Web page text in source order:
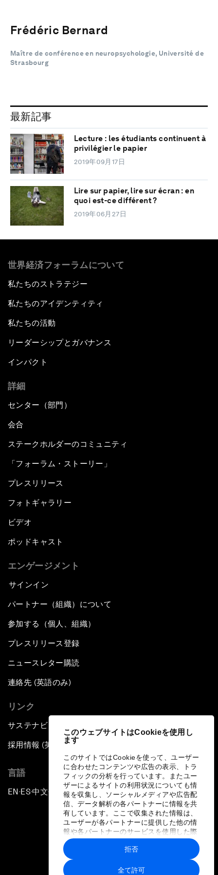
このウェブサイトはCookieを使用し
ます
このサイトではCookieを使って、ユーザー
に合わせたコンテンツや広告の表示、トラ
フィックの分析を行っています。またユー
ザーによるサイトの利用状況についても情
報を収集し、ソーシャルメディアや広告配
信、データ解析の各パートナーに情報を共
有しています。ここで収集された情報は、
ユーザーが各パートナーに提供した他の情
報や各パートナーのサービスを使用した際
に収集された情報と組み合わされ、各パー
トナーによって使用されることがありま
す。
全て許可
拒否
Frédéric Bernard
Maître de conférence en neuropsychologie, Université de
Strasbourg
最新記事
Lecture : les étudiants continuent à
privilégier le papier
2019年09月17日
Lire sur papier, lire sur écran : en
quoi est-ce différent ?
2019年06月27日
世界経済フォーラムについて
私たちのストラテジー
私たちのアイデンティティ
私たちの活動
リーダーシップとガバナンス
インパクト
詳細
センター（部門）
会合
ステークホルダーのコミュニティ
「フォーラム・ストーリー」
プレスリリース
フォトギャラリー
ビデオ
ポッドキャスト
エンゲージメント
サインイン
パートナー（組織）について
参加する（個人、組織）
プレスリリース登録
ニュースレター購読
連絡先 (英語のみ)
リンク
サステナビリティへの取り組み
採用情報 (英語のみ)
言語
EN ▪ES▪中文▪ 日本語
プライバシーポリシーと利用規約